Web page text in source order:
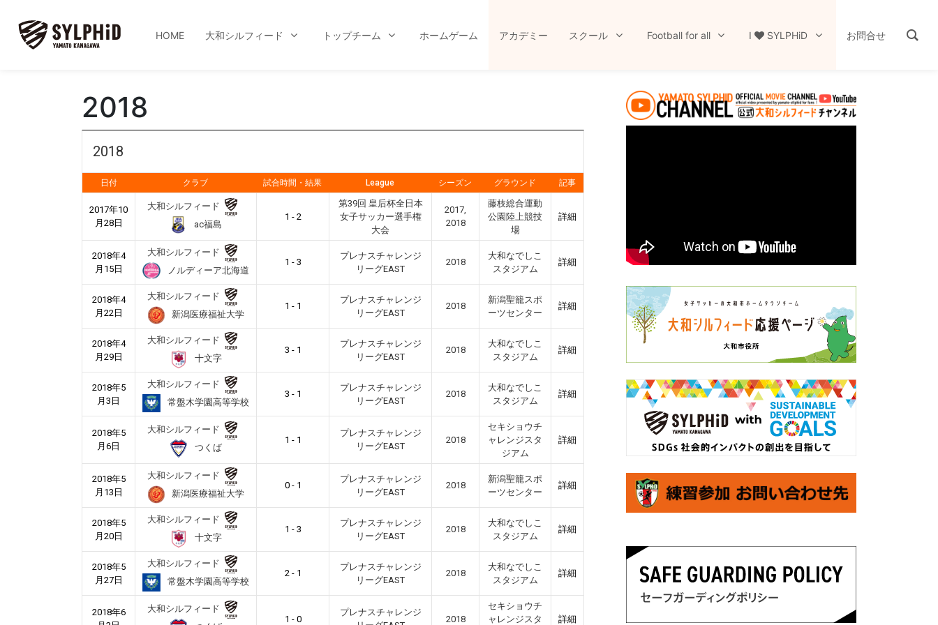
HOME 大和シルフィード トップチーム ホームゲーム アカデミー スクール Football for all I SYLPHiD お問合せ
2018
2018
日付 クラブ 試合時間・結果 League シーズン グラウンド 記事
2017年10
月28日
大和シルフィード
ac福島
1 - 2
第39回 皇后杯全日本
女子サッカー選手権
大会
2017,
2018
藤枝総合運動
公園陸上競技
場
詳細
2018年4
月15日
大和シルフィード
ノルディーア北海道
1 - 3
プレナスチャレンジ
リーグEAST
2018
大和なでしこ
スタジアム
詳細
2018年4
月22日
大和シルフィード
新潟医療福祉大学
1 - 1
プレナスチャレンジ
リーグEAST
2018
新潟聖籠スポ
ーツセンター
詳細
2018年4
月29日
大和シルフィード
十文字
3 - 1
プレナスチャレンジ
リーグEAST
2018
大和なでしこ
スタジアム
詳細
2018年5
月3日
大和シルフィード
常盤木学園高等学校
3 - 1
プレナスチャレンジ
リーグEAST
2018
大和なでしこ
スタジアム
詳細
2018年5
月6日
大和シルフィード
つくば
1 - 1
プレナスチャレンジ
リーグEAST
2018
セキショウチ
ャレンジスタ
ジアム
詳細
2018年5
月13日
大和シルフィード
新潟医療福祉大学
0 - 1
プレナスチャレンジ
リーグEAST
2018
新潟聖籠スポ
ーツセンター
詳細
2018年5
月20日
大和シルフィード
十文字
1 - 3
プレナスチャレンジ
リーグEAST
2018
大和なでしこ
スタジアム
詳細
2018年5
月27日
大和シルフィード
常盤木学園高等学校
2 - 1
プレナスチャレンジ
リーグEAST
2018
大和なでしこ
スタジアム
詳細
2018年6
大和シルフィード
1 - 0
プレナスチャレンジ
2018
セキショウチ
ャレンジスタ
詳細